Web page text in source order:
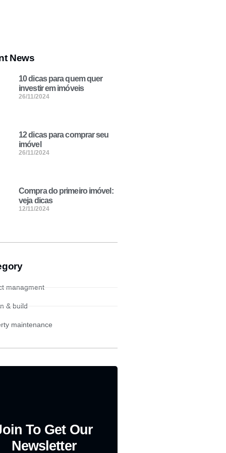
News
10 dicas para quem quer
investir em imóveis
26/11/2024
12 dicas para comprar seu
imóvel
26/11/2024
Compra do primeiro imóvel:
veja dicas
12/11/2024
managment
& build
maintenance
To Get Our
Newsletter